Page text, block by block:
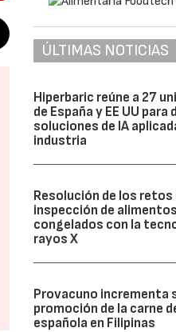
ÚLTIMAS NOTICIAS
Hiperbaric reúne a 27
de España y EE UU
soluciones de IA
industria
Resolución de los retos
inspección de alimentos
congelados con la
rayos X
Provacuno incrementa
promoción de la carne
española en Filipinas